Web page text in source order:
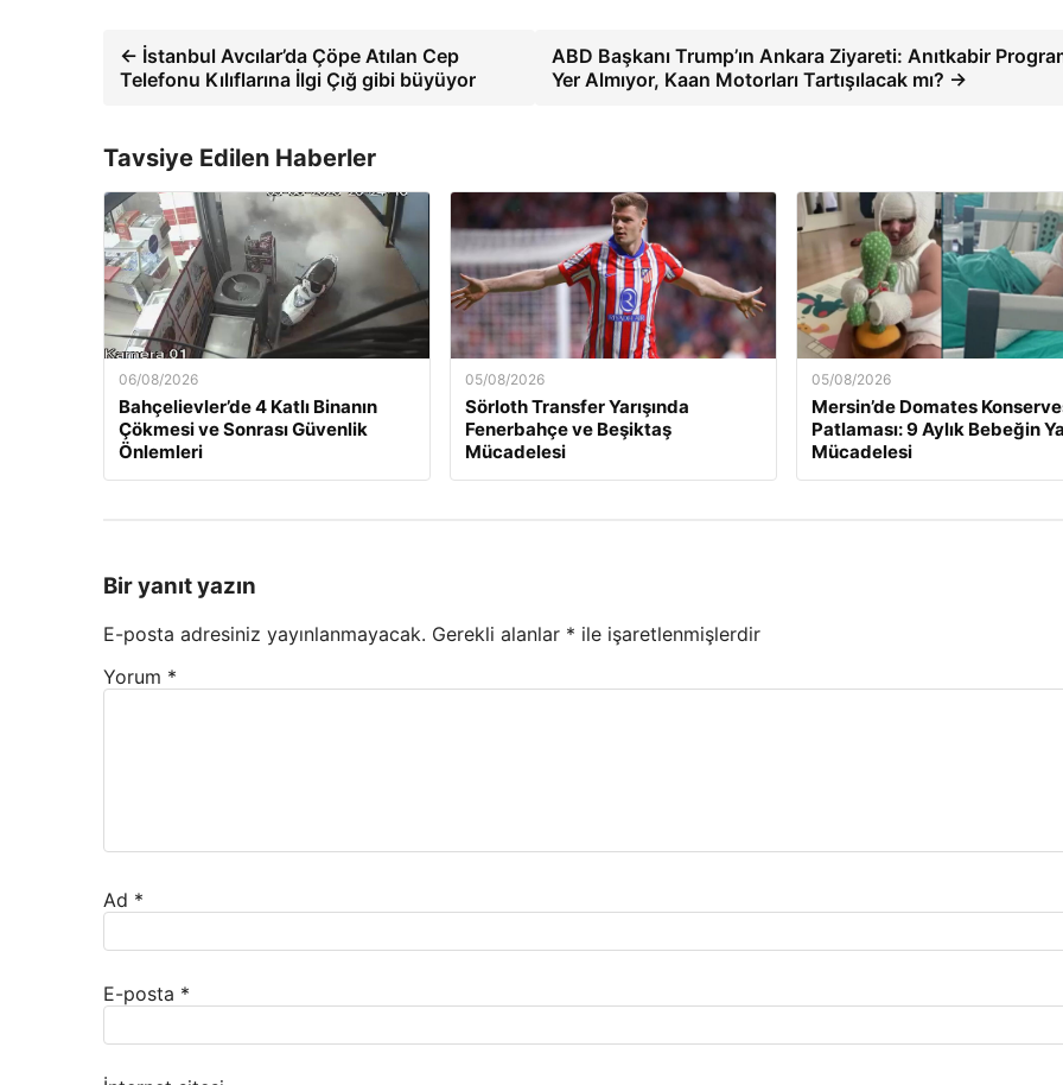
← İstanbul Avcılar’da Çöpe Atılan Cep
Telefonu Kılıflarına İlgi Çığ gibi büyüyor
ABD Başkanı Trump’ın Ankara Ziyareti: Anıtkabir
Yer Almıyor, Kaan Motorları Tartışılacak mı? →
Tavsiye Edilen Haberler
06/08/2026
Bahçelievler’de 4 Katlı Binanın
Çökmesi ve Sonrası Güvenlik
Önlemleri
05/08/2026
Sörloth Transfer Yarışında
Fenerbahçe ve Beşiktaş
Mücadelesi
05/08/2026
Mersin’de Domates
Patlaması: 9 Aylık Bebeğin
Mücadelesi
Bir yanıt yazın
E-posta adresiniz yayınlanmayacak. Gerekli alanlar * ile işaretlenmişlerdir
Yorum *
Ad *
E-posta *